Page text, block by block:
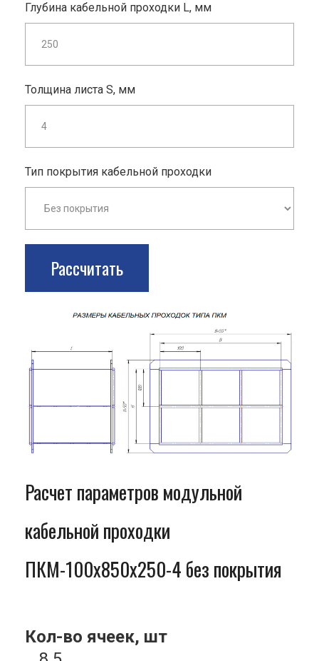
Глубина кабельной проходки L, мм
Толщина листа S, мм
Тип покрытия кабельной проходки
Рассчитать
Расчет параметров модульной
кабельной проходки
ПКМ-100x850x250-4 без покрытия
Кол-во ячеек, шт